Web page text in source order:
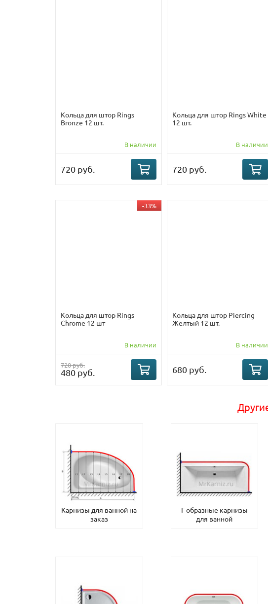
Кольца для штор Rings
Bronze 12 шт.
В наличии
720 руб.
Кольца для штор Rings White
12 шт.
В наличии
720 руб.
-33%
Кольца для штор Rings
Chrome 12 шт
В наличии
720 руб.
480 руб.
Кольца для штор Piercing
Желтый 12 шт.
В наличии
680 руб.
Карнизы для ванной на
заказ
Г образные карнизы
для ванной